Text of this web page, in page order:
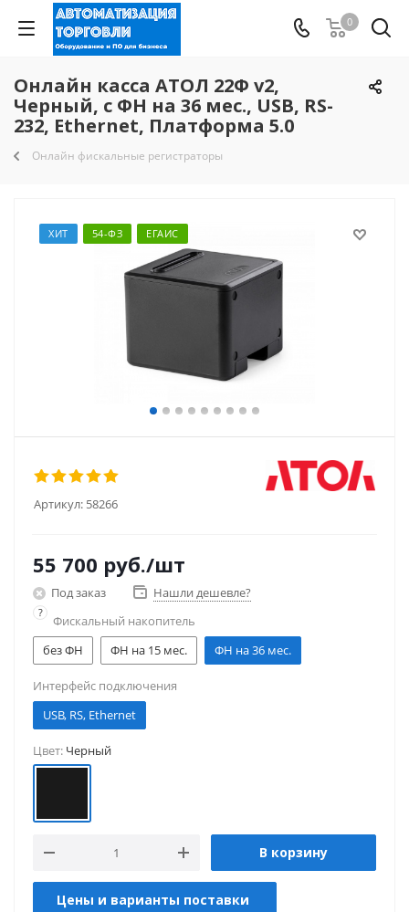
0
Онлайн касса АТОЛ 22Ф v2,
Черный, с ФН на 36 мес., USB, RS-
232, Ethernet, Платформа 5.0
Онлайн фискальные регистраторы
ХИТ 54-ФЗ ЕГАИС
Артикул: 58266
55 700 руб./шт
Под заказ Нашли дешевле?
?
Фискальный накопитель
без ФН
ФН на 15 мес. ФН на 36 мес.
Интерфейс подключения
USB, RS, Ethernet
Цвет: Черный
В корзину
Цены и варианты поставки